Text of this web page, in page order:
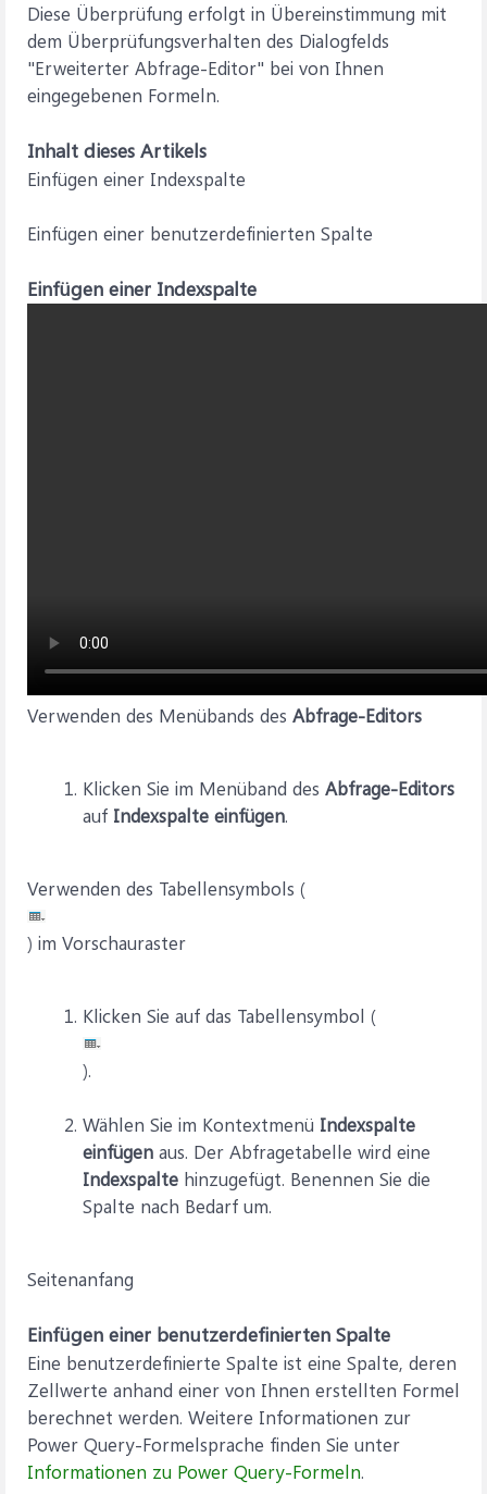
Diese Überprüfung erfolgt in Übereinstimmung mit
dem Überprüfungsverhalten des Dialogfelds
"Erweiterter Abfrage-Editor" bei von Ihnen
eingegebenen Formeln.
Inhalt dieses Artikels
Einfügen einer Indexspalte
Einfügen einer benutzerdefinierten Spalte
Einfügen einer Indexspalte
Verwenden des Menübands des Abfrage-Editors
Klicken Sie im Menüband des Abfrage-Editors
auf Indexspalte einfügen.
Verwenden des Tabellensymbols (
) im Vorschauraster
Klicken Sie auf das Tabellensymbol (
).
Wählen Sie im Kontextmenü Indexspalte
einfügen aus. Der Abfragetabelle wird eine
Indexspalte hinzugefügt. Benennen Sie die
Spalte nach Bedarf um.
Seitenanfang
Einfügen einer benutzerdefinierten Spalte
Eine benutzerdefinierte Spalte ist eine Spalte, deren
Zellwerte anhand einer von Ihnen erstellten Formel
berechnet werden. Weitere Informationen zur
Power Query-Formelsprache finden Sie unter
Informationen zu Power Query-Formeln.